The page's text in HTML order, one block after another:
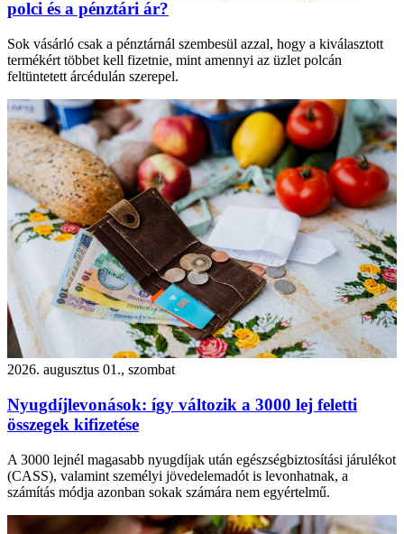
polci és a pénztári ár?
Sok vásárló csak a pénztárnál szembesül azzal, hogy a kiválasztott
termékért többet kell fizetnie, mint amennyi az üzlet polcán
feltüntetett árcédulán szerepel.
2026. augusztus 01., szombat
Nyugdíjlevonások: így változik a 3000 lej feletti
összegek kifizetése
A 3000 lejnél magasabb nyugdíjak után egészségbiztosítási járulékot
(CASS), valamint személyi jövedelemadót is levonhatnak, a
számítás módja azonban sokak számára nem egyértelmű.